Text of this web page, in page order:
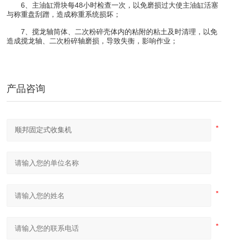
6、主油缸滑块每48小时检查一次，以免磨损过大使主油缸活塞
与称重盘刮蹭，造成称重系统损坏；
7、搅龙轴筒体、二次粉碎壳体内的粘附的粘土及时清理，以免
造成搅龙轴、二次粉碎轴磨损，导致失衡，影响作业；
产品咨询